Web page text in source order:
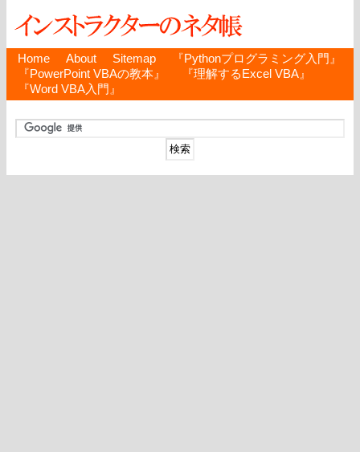
Home About Sitemap
『Pythonプログラミング入門』
『PowerPoint VBAの教本』
『理解するExcel VBA』
『Word VBA入門』